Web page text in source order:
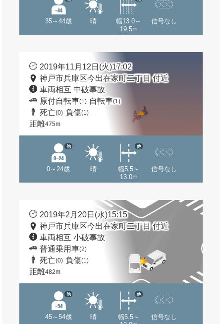
35～44歳 晴
幅13.0～
19.5m
信号なし
2019年11月12日(火)17:02
神戸市兵庫区今出在家町二丁目 付近
車両相互 中破事故
原付自転車(1) 自転車(1)
死亡(0) 負傷(1)
距離475m
0～24歳
他
晴
幅5.5～
13.0m
他
信号なし
2019年2月20日(水)15:15
神戸市兵庫区今出在家町二丁目 付近
車両相互 小破事故
普通乗用車(2)
死亡(0) 負傷(1)
距離482m
45～54歳
他
晴
幅5.5～
他
信号なし